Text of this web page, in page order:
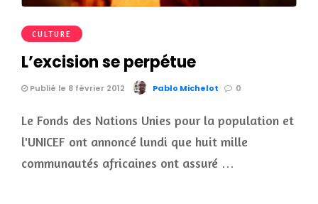
CULTURE
L’excision se perpétue
Publié le 8 février 2012 Pablo Michelot 0
Le Fonds des Nations Unies pour la population et
l'UNICEF ont annoncé lundi que huit mille
communautés africaines ont assuré …